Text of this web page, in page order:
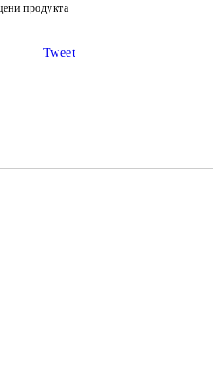
продукта
Tweet